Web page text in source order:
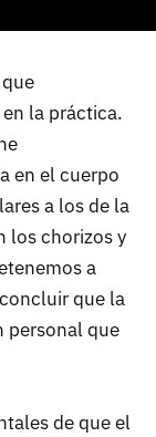
la práctica.
en el cuerpo
a los de la
los chorizos y
a
que la
personal que
de que el